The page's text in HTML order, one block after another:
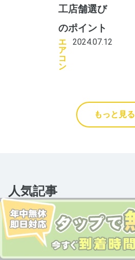
工店舗選び
のポイント
エ
ア
コ
ン
2024.07.12
もっと見る
人気記事
テレビアン
テナは火災